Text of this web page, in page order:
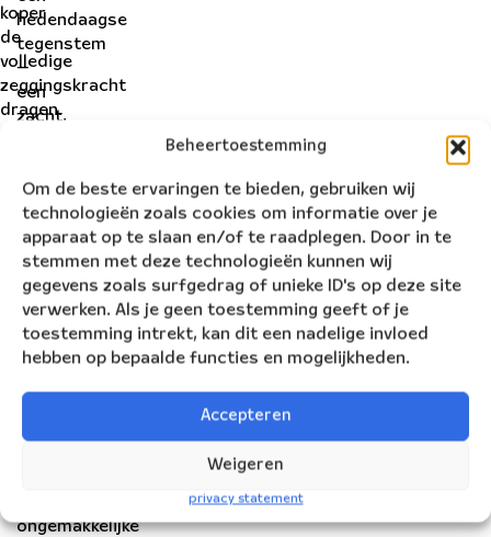
Beheertoestemming
Om de beste ervaringen te bieden, gebruiken wij
technologieën zoals cookies om informatie over je
apparaat op te slaan en/of te raadplegen. Door in te
stemmen met deze technologieën kunnen wij
gegevens zoals surfgedrag of unieke ID's op deze site
verwerken. Als je geen toestemming geeft of je
toestemming intrekt, kan dit een nadelige invloed
hebben op bepaalde functies en mogelijkheden.
Accepteren
Weigeren
privacy statement
koper
de
volledige
zeggingskracht
dragen.
hedendaagse
tegenstem
—
een
zacht,
tegenover
luidruchtige
clichés.
We
duiken
vol
overgave
in
ongemakkelijke